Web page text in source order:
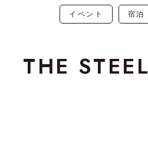
イベント 宿泊
THE